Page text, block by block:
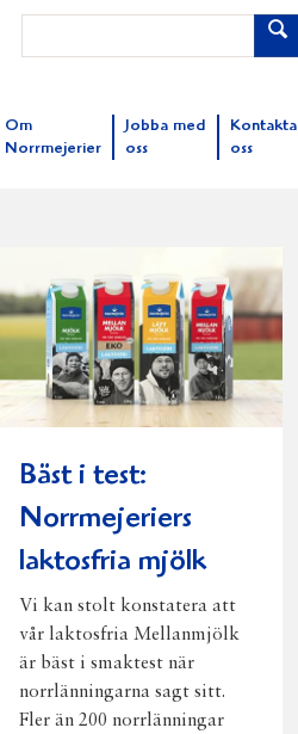
Om
Norrmejerier
Jobba med
oss
Kontakta
oss
Bäst i test:
Norrmejeriers
laktosfria mjölk
Vi kan stolt konstatera att
vår laktosfria Mellanmjölk
är bäst i smaktest när
norrlänningarna sagt sitt.
Fler än 200 norrlänningar